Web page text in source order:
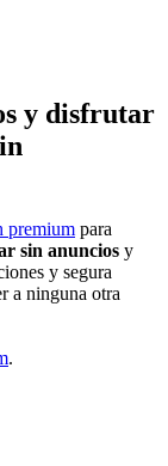
y disfrutar
premium para
sin anuncios y
y segura
a ninguna otra
.